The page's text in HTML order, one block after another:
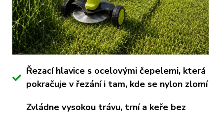
Řezací hlavice s ocelovými čepelemi, která
pokračuje v řezání i tam, kde se nylon zlomí
Zvládne vysokou trávu, trní a keře bez